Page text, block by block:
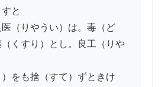
と
（りやうい）は。毒（ど
（くすり）とし。良工（りや
をも捨（すて）ずときけ